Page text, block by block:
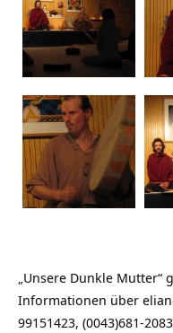
„Unsere Dunkle Mutter“
Informationen über
99151423, (0043)681-